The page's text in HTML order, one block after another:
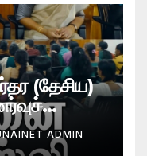
(தேசிய)
ADMIN